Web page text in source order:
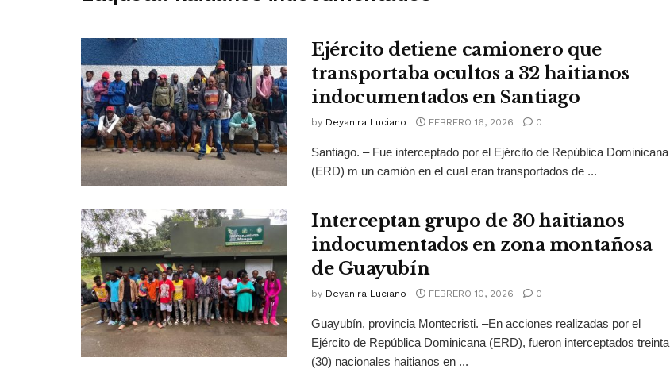
Ejército detiene camionero que
transportaba ocultos a 32 haitianos
indocumentados en Santiago
by Deyanira Luciano FEBRERO 16, 2026 0
Santiago. – Fue interceptado por el Ejército de República Dominicana
(ERD) m un camión en el cual eran transportados de ...
Interceptan grupo de 30 haitianos
indocumentados en zona montañosa
de Guayubín
by Deyanira Luciano FEBRERO 10, 2026 0
Guayubín, provincia Montecristi. –En acciones realizadas por el
Ejército de República Dominicana (ERD), fueron interceptados treinta
(30) nacionales haitianos en ...